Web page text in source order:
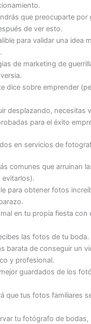
que preocuparte por
de ver esto.
para validar una idea
de marketing de
dice sobre emprender
desplazando, necesitas
para el éxito
en servicios de
comunes que arruinan
para obtener fotos
en tu propia fiesta con
las fotos de tu boda.
barata de conseguir un
y profesional.
guardados de los
que tus fotos familiares
tu fotógrafo de bodas,